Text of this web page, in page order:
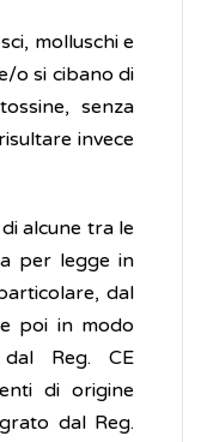
molluschi e
o si cibano di
senza
invece
alcune tra le
per legge in
dal
poi in modo
Reg. CE
di origine
dal Reg.